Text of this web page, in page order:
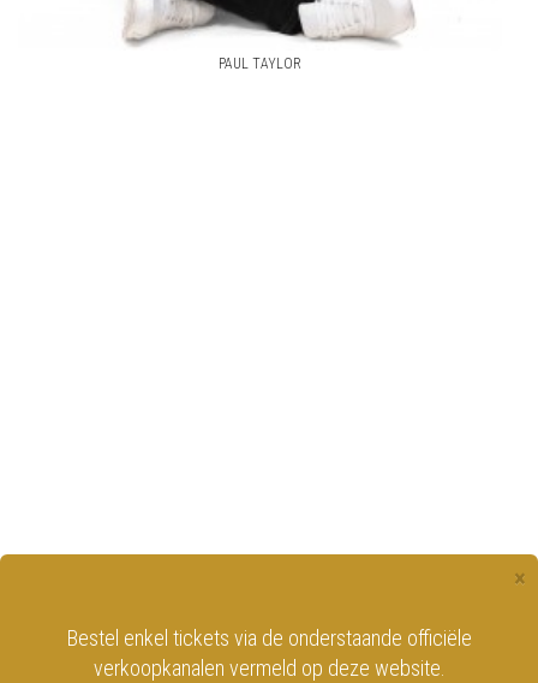
PAUL TAYLOR
×
Bestel enkel tickets via de onderstaande officiële
verkoopkanalen vermeld op deze website.